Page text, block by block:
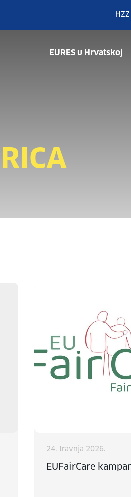
HZZ
EURES u Hrvatskoj
24. travnja 2026.
EUFairCare